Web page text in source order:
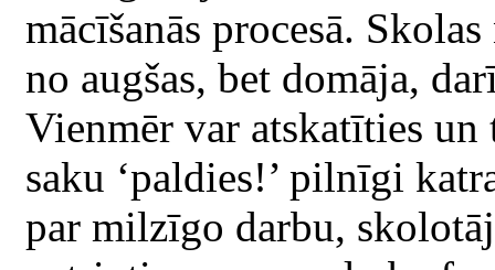
mācīšanās procesā.
no augšas, bet domāja,
Vienmēr var atskatīties
saku ‘paldies!’ pilnīgi
par milzīgo darbu,